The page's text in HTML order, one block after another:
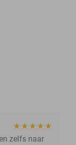
zelfs naar